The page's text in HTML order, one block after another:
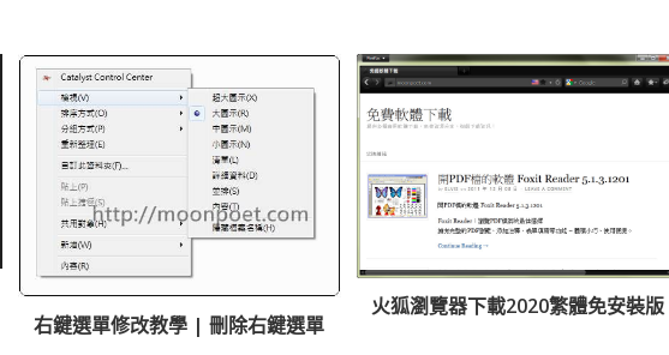
右鍵選單修改教學 | 刪除右鍵選單
火狐瀏覽器下載2020繁體免安裝版